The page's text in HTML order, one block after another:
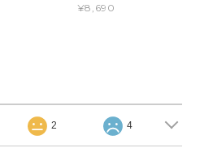
¥8,690
2 4